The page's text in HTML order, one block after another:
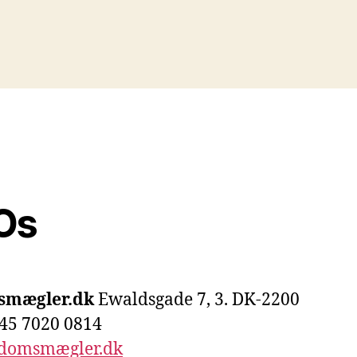
Ewaldsgade 7, 3. DK-2200
7020 0814